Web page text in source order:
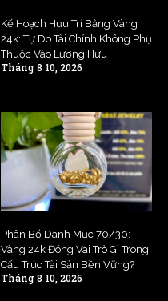
Kế Hoạch Hưu Trí Bằng Vàng
24k: Tự Do Tài Chính Không Phụ
Thuộc Vào Lương Hưu
Tháng 8 10, 2026
Phân Bổ Danh Mục 70/30:
Vàng 24k Đóng Vai Trò Gì Trong
Cấu Trúc Tài Sản Bền Vững?
Tháng 8 10, 2026